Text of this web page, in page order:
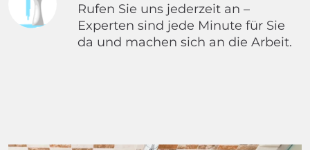
Rufen Sie uns jederzeit an –
Experten sind jede Minute für Sie
da und machen sich an die Arbeit.